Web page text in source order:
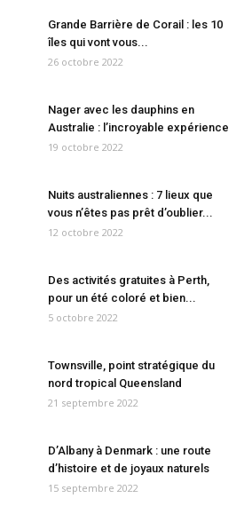
Grande Barrière de Corail : les 10
îles qui vont vous...
26 octobre 2022
Nager avec les dauphins en
Australie : l’incroyable expérience
19 octobre 2022
Nuits australiennes : 7 lieux que
vous n’êtes pas prêt d’oublier...
12 octobre 2022
Des activités gratuites à Perth,
pour un été coloré et bien...
5 octobre 2022
Townsville, point stratégique du
nord tropical Queensland
21 septembre 2022
D’Albany à Denmark : une route
d’histoire et de joyaux naturels
15 septembre 2022